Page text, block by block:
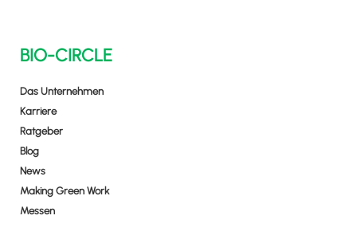
BIO-CIRCLE
Das Unternehmen
Karriere
Ratgeber
Blog
News
Making Green Work
Messen